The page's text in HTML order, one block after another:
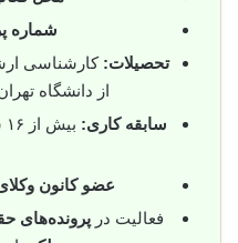
شماره
تحصیلات: کارشناسی
از دانشگاه
سابقه کاری:
عضو کانون
فعالیت درپرونده‌های